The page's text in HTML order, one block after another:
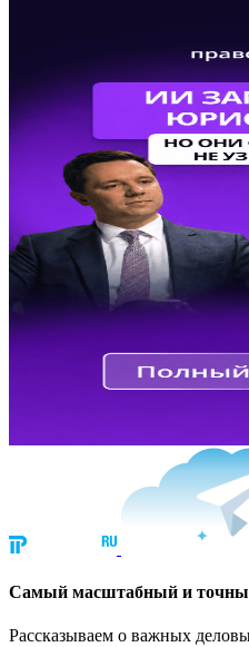
Cамый масштабный и
Рассказываем о важных